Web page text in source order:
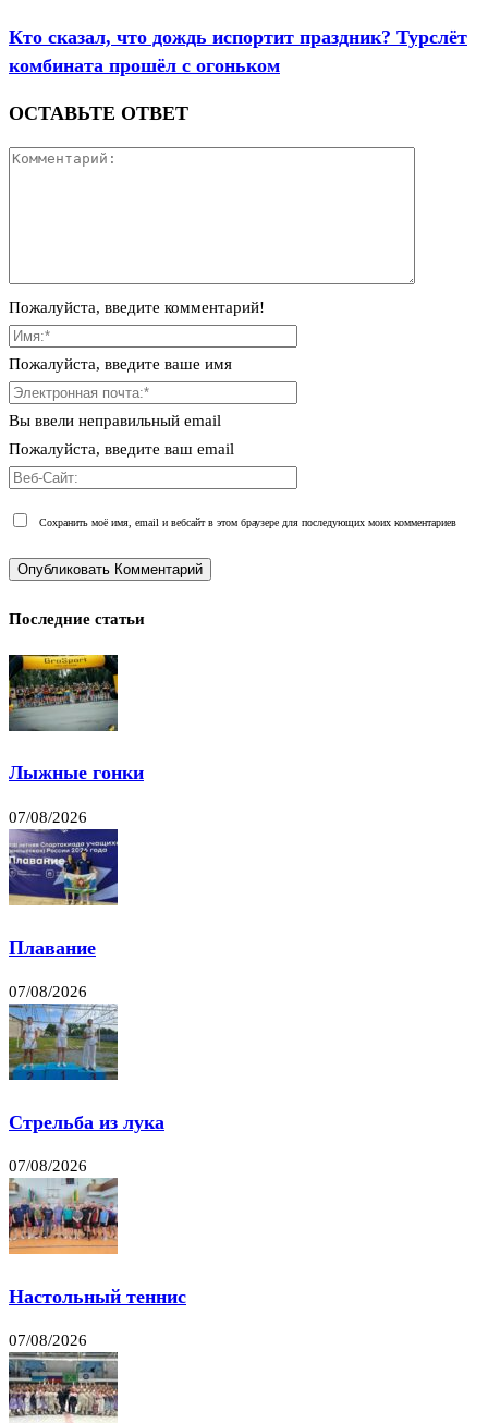
Кто сказал, что дождь испортит праздник? Турслёт
комбината прошёл с огоньком
ОСТАВЬТЕ ОТВЕТ
Пожалуйста, введите комментарий!
Пожалуйста, введите ваше имя
Вы ввели неправильный email
Пожалуйста, введите ваш email
Сохранить моё имя, email и вебсайт в этом браузере для последующих моих комментариев
Последние статьи
Лыжные гонки
07/08/2026
Плавание
07/08/2026
Стрельба из лука
07/08/2026
Настольный теннис
07/08/2026